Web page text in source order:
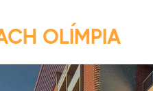
OLÍMPIA